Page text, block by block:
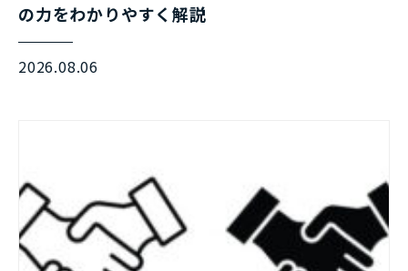
の力をわかりやすく解説
2026.08.06